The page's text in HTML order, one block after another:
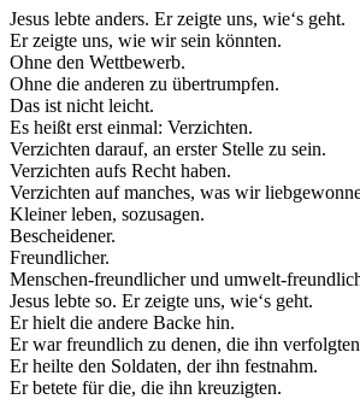
Jesus lebte anders. Er zeigte uns, wie‘s geht.
Er zeigte uns, wie wir sein könnten.
Ohne den Wettbewerb.
Ohne die anderen zu übertrumpfen.
Das ist nicht leicht.
Es heißt erst einmal: Verzichten.
Verzichten darauf, an erster Stelle zu sein.
Verzichten aufs Recht haben.
Verzichten auf manches, was wir
Kleiner leben, sozusagen.
Bescheidener.
Freundlicher.
Menschen-freundlicher und umwelt-
Jesus lebte so. Er zeigte uns, wie‘s geht.
Er hielt die andere Backe hin.
Er war freundlich zu denen, die ihn
Er heilte den Soldaten, der ihn festnahm.
Er betete für die, die ihn kreuzigten.